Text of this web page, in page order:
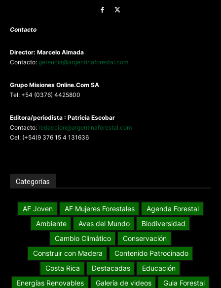
Contacto
Director: Marcelo Almada
Contacto: gerencia@argentinaforestal.com
Grupo Misiones Online.Com SA
Tel: +54 (0376) 4425800
Editora/periodista : Patricia Escobar
Contacto: redaccion@argentinaforestal.com
Cel: (+54)9 376 15 4 131636
Categorías
AF Joven AF Mujeres Forestales
Agenda Forestal
Ambiente
Aves del Mundo
Biodiversidad
Cambio Climático
Conservación
Construir con Madera
Contenido Patrocinado
Costa Rica
Destacadas
Educación
Energías Renovables
Galería de videos
Guia Forestal